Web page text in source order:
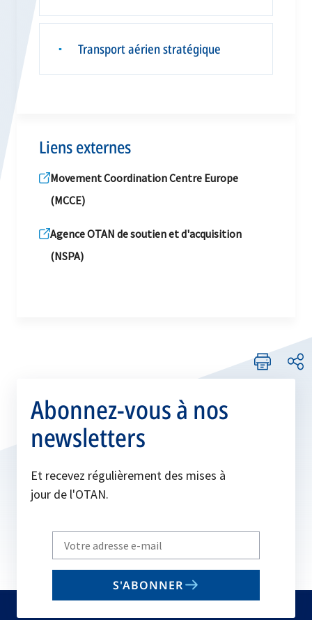
▪ Transport aérien stratégique
Liens externes
Movement Coordination Centre Europe
(MCCE)
Agence OTAN de soutien et d'acquisition
(NSPA)
Abonnez-vous à nos
newsletters
Et recevez régulièrement des mises à
jour de l'OTAN.
Write
your
email
S'ABONNER